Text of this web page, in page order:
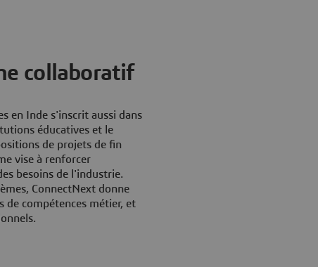
collaboratif
en Inde s'inscrit aussi dans
éducatives et le
de projets de fin
vise à renforcer
besoins de l'industrie.
ConnectNext donne
de compétences métier, et